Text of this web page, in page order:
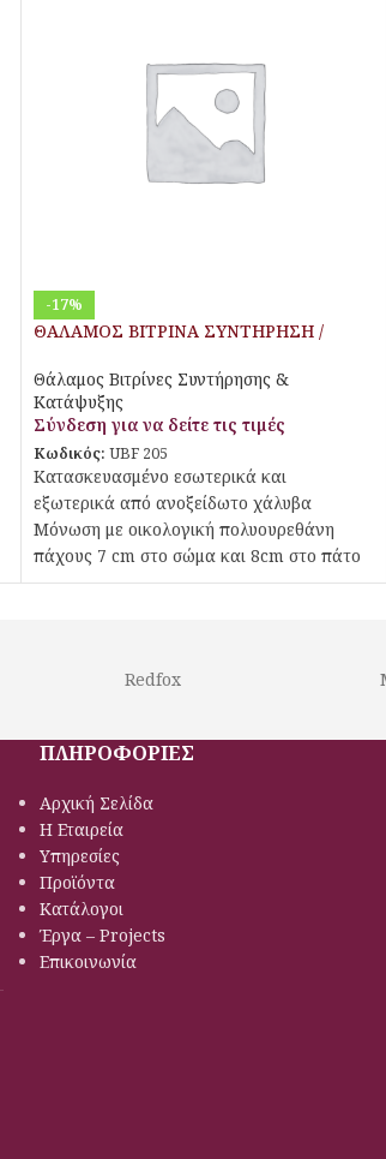
-17%
ΘΑΛΑΜΟΣ ΒΙΤΡΙΝΑ ΣΥΝΤΗΡΗΣΗ /
Θάλαμος Βιτρίνες Συντήρησης &
Κατάψυξης
Σύνδεση για να δείτε τις τιμές
Κωδικός: UBF 205
Κατασκευασμένο εσωτερικά και
εξωτερικά από ανοξείδωτο χάλυβα
Μόνωση με οικολογική πολυουρεθάνη
πάχους 7 cm στο σώμα και 8cm στο πάτο
Πάτος με υγειονομικές γωνίες
Πόδια ανοξείδωτα ρυθμιζόμενα
Τερματικός διακόπτης που σταματάει την
λειτουργία του στοιχείου με το άνοιγμα
της πόρτας
Φρέον οικολογικό
Αγωγός αέρα για ομοιόμορφη κατανομή
της ψύξης
Redfox
ΠΛΗΡΟΦΟΡΙΕΣ
Αρχική Σελίδα
Η Εταιρεία
Υπηρεσίες
Προϊόντα
Κατάλογοι
Έργα – Projects
Επικοινωνία